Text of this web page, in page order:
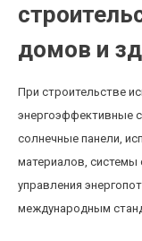
домов и
При строительстве
энергоэффективные
солнечные панели,
материалов,
управления
международным